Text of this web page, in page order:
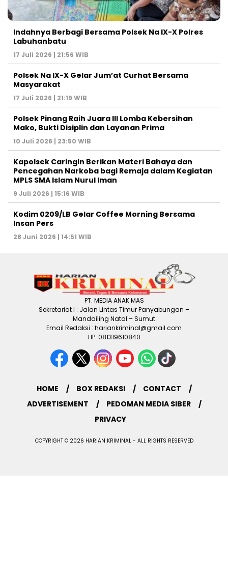
Indahnya Berbagi Bersama Polsek Na IX-X Polres
Labuhanbatu
17 Juli 2026 | 21:56 WIB
Polsek Na IX-X Gelar Jum’at Curhat Bersama
Masyarakat
17 Juli 2026 | 21:19 WIB
Polsek Pinang Raih Juara III Lomba Kebersihan
Mako, Bukti Disiplin dan Layanan Prima
10 Juli 2026 | 23:50 WIB
Kapolsek Caringin Berikan Materi Bahaya dan
Pencegahan Narkoba bagi Remaja dalam Kegiatan
MPLS SMA Islam Nurul Iman
9 Juli 2026 | 15:16 WIB
Kodim 0209/LB Gelar Coffee Morning Bersama
Insan Pers
28 Juni 2026 | 14:51 WIB
PT. MEDIA ANAK MAS
Sekretariat I : Jalan Lintas Timur Panyabungan –
Mandailing Natal – Sumut
Email Redaksi : hariankriminal@gmail.com
HP. 081319610840
HOME BOX REDAKSI
CONTACT
ADVERTISEMENT
PEDOMAN MEDIA SIBER
PRIVACY
COPYRIGHT © 2026 HARIAN KRIMINAL - ALL RIGHTS RESERVED